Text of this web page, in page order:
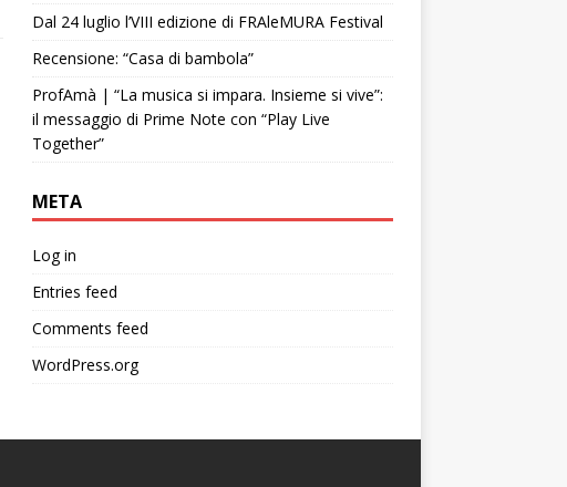
Dal 24 luglio l’VIII edizione di FRAleMURA Festival
Recensione: “Casa di bambola”
ProfAmà | “La musica si impara. Insieme si vive”:
il messaggio di Prime Note con “Play Live
Together”
META
Log in
Entries feed
Comments feed
WordPress.org